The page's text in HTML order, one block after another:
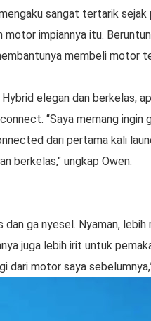
sangat tertarik
impiannya itu.
membeli motor
elegan dan berkelas,
“Saya memang ingin
dari pertama kali
berkelas," ungkap Owen.
ga nyesel. Nyaman, lebih
juga lebih irit untuk
dari motor saya